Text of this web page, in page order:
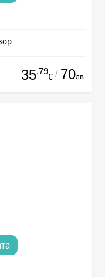
35.79
€ / 70лв.